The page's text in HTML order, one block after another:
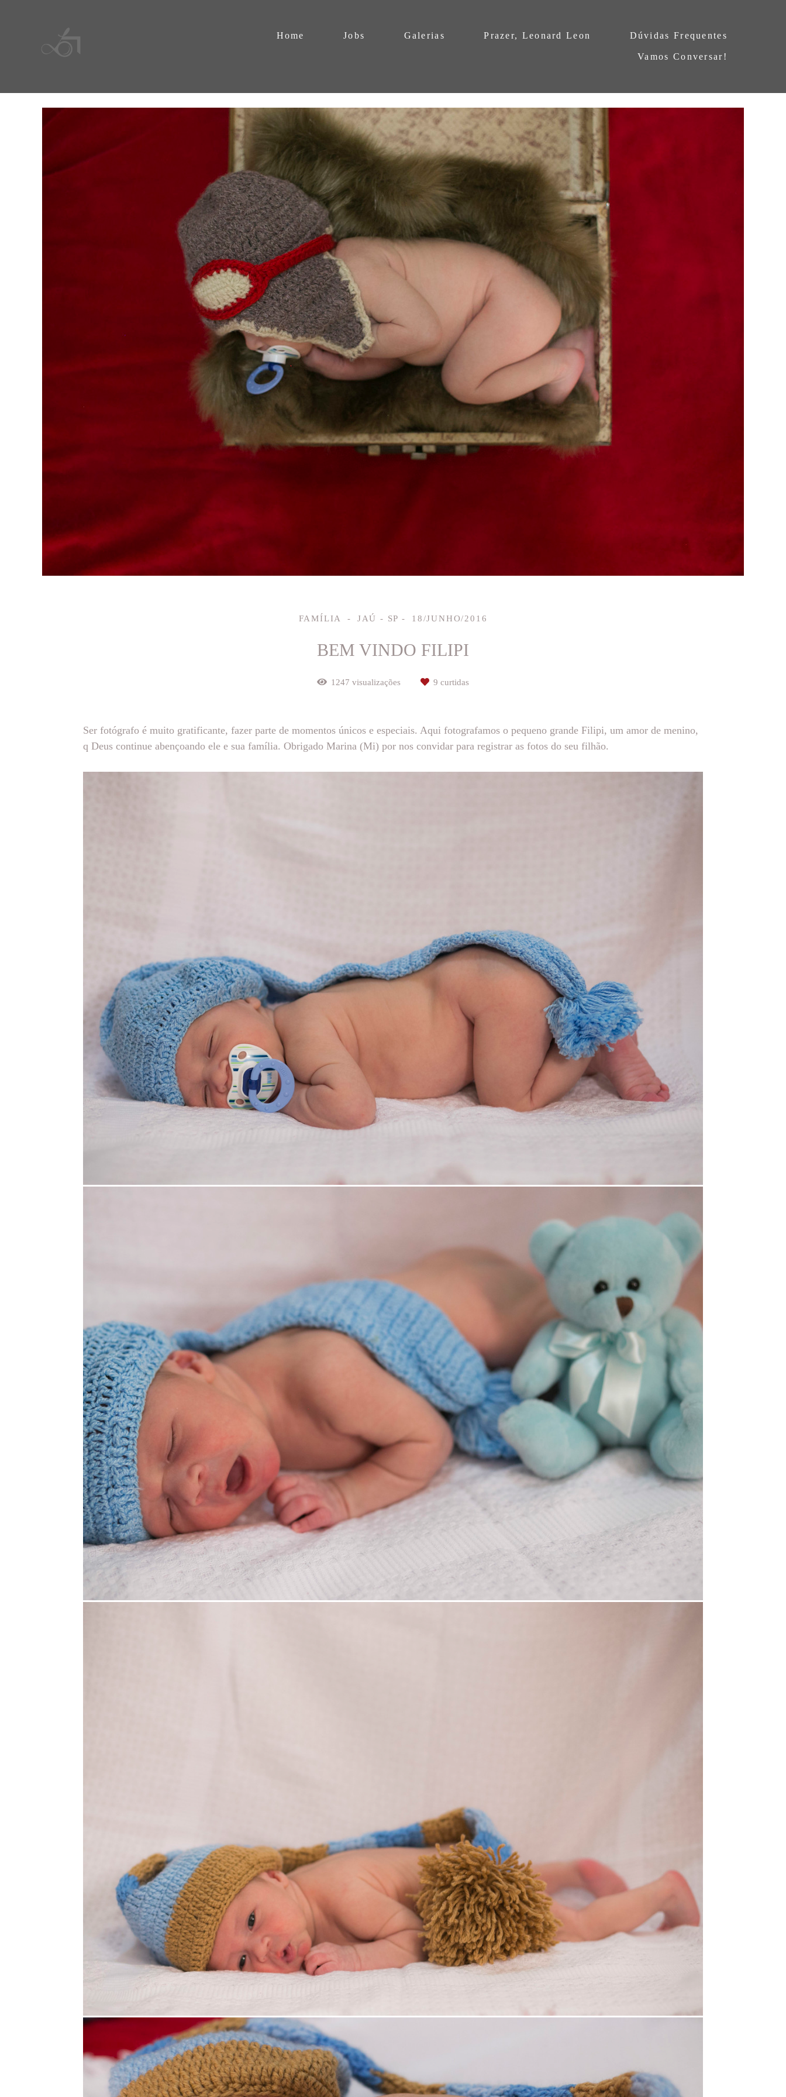
Home Jobs Galerias Prazer, Leonard Leon Dúvidas Frequentes
Vamos Conversar!
FAMÍLIA JAÚ - SP 18/JUNHO/2016
BEM VINDO FILIPI
1247 visualizações 9 curtidas
Ser fotógrafo é muito gratificante, fazer parte de momentos únicos e especiais. Aqui fotografamos o pequeno grande Filipi, um amor de menino,
q Deus continue abençoando ele e sua família. Obrigado Marina (Mi) por nos convidar para registrar as fotos do seu filhão.